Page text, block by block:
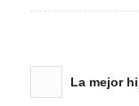
La mejor